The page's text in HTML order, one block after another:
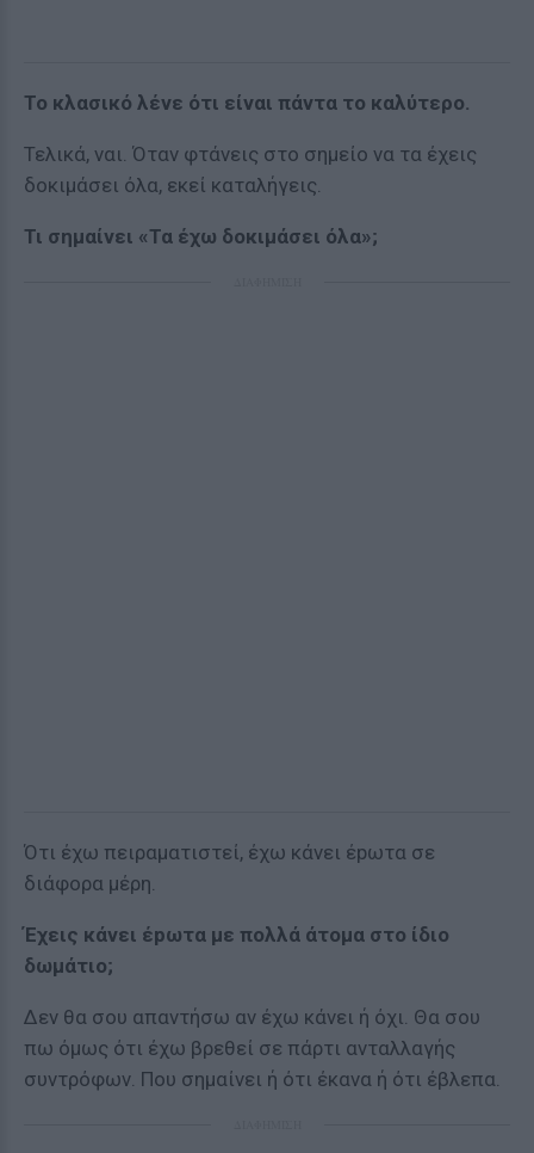
Το κλασικό λένε ότι είναι πάντα το καλύτερο.
Τελικά, ναι. Όταν φτάνεις στο σημείο να τα έχεις
δοκιμάσει όλα, εκεί καταλήγεις.
Τι σημαίνει «Τα έχω δοκιμάσει όλα»;
Ότι έχω πειραματιστεί, έχω κάνει έpωτα σε
διάφορα μέρη.
Έχεις κάνει έpωτα με πολλά άτομα στο ίδιο
δωμάτιο;
Δεν θα σου απαντήσω αν έχω κάνει ή όχι. Θα σου
πω όμως ότι έχω βρεθεί σε πάρτι ανταλλαγής
συντρόφων. Που σημαίνει ή ότι έκανα ή ότι έβλεπα.